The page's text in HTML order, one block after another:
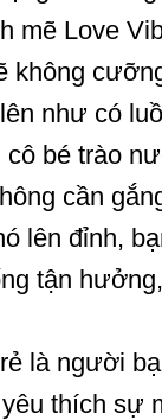
mẽ Love
không
như có
bé trào
cần
lên đỉnh,
tận
là người
thích sự